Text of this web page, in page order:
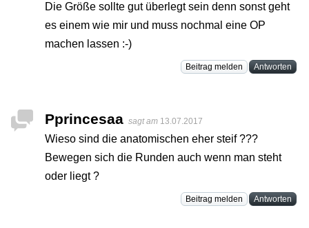
Die Größe sollte gut überlegt sein denn sonst geht
es einem wie mir und muss nochmal eine OP
machen lassen :-)
Beitrag melden Antworten
Pprincesaa sagt am 13.07.2017
Wieso sind die anatomischen eher steif ???
Bewegen sich die Runden auch wenn man steht
oder liegt ?
Beitrag melden Antworten